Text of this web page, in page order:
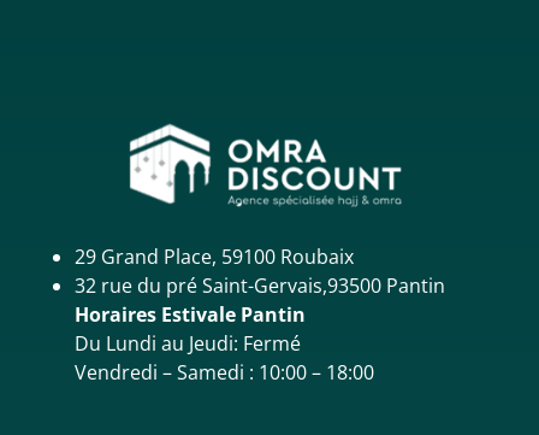
29 Grand Place, 59100 Roubaix
32 rue du pré Saint-Gervais,93500 Pantin
Horaires Estivale Pantin
Du Lundi au Jeudi: Fermé
Vendredi – Samedi : 10:00 – 18:00